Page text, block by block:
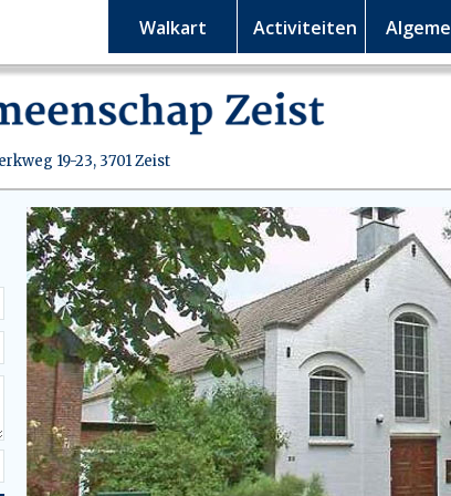
Walkart Activiteiten
19-23, 3701 Zeist
Walkart Activiteiten